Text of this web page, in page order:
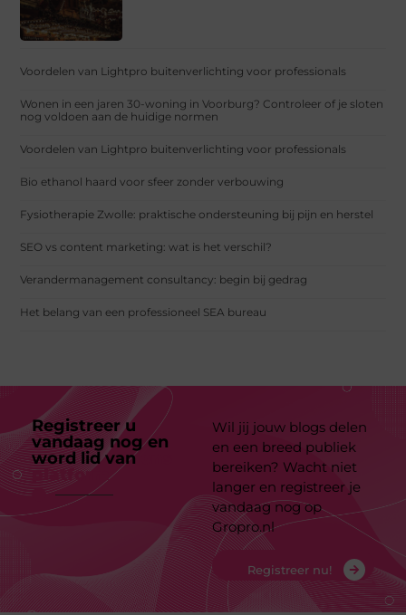
Voordelen van Lightpro buitenverlichting voor professionals
Wonen in een jaren 30-woning in Voorburg? Controleer of je sloten
nog voldoen aan de huidige normen
Voordelen van Lightpro buitenverlichting voor professionals
Bio ethanol haard voor sfeer zonder verbouwing
Fysiotherapie Zwolle: praktische ondersteuning bij pijn en herstel
SEO vs content marketing: wat is het verschil?
Verandermanagement consultancy: begin bij gedrag
Het belang van een professioneel SEA bureau
Registreer u
vandaag nog en
word lid van
platform
Wil jij jouw blogs delen
en een breed publiek
bereiken? Wacht niet
langer en registreer je
vandaag nog op
Gropro.nl
Registreer nu!